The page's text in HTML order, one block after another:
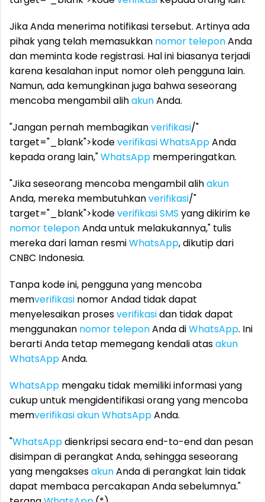
Jika Anda menerima notifikasi tersebut. Artinya ada
pihak yang telah memasukkan nomor teleponAnda
dan meminta kode registrasi. Hal ini biasanya terjadi
karena kesalahan input nomor oleh pengguna lain.
Namun, ada kemungkinan juga bahwa seseorang
mencoba mengambil alihakunAnda.
"Jangan pernah membagikanverifikasi/"
target="_blank">kodeverifikasiWhatsAppAnda
kepada orang lain,"WhatsApp memperingatkan.
"Jika seseorang mencoba mengambil alihakun
Anda, mereka membutuhkanverifikasi/"
target="_blank">kodeverifikasiSMS yang dikirim ke
nomor teleponAnda untuk melakukannya," tulis
mereka dari laman resmiWhatsApp, dikutip dari
CNBC Indonesia.
Tanpa kode ini, pengguna yang mencoba
memverifikasi nomor Andad tidak dapat
menyelesaikan prosesverifikasidan tidak dapat
menggunakan nomor teleponAnda diWhatsApp. Ini
berarti Anda tetap memegang kendali atasakun
WhatsAppAnda.
WhatsApp mengaku tidak memiliki informasi yang
cukup untuk mengidentifikasi orang yang mencoba
memverifikasiakunWhatsAppAnda.
"WhatsAppdienkripsi secara end-to-end dan pesan
disimpan di perangkat Anda, sehingga seseorang
yang mengaksesakunAnda di perangkat lain tidak
dapat membaca percakapan Anda sebelumnya."